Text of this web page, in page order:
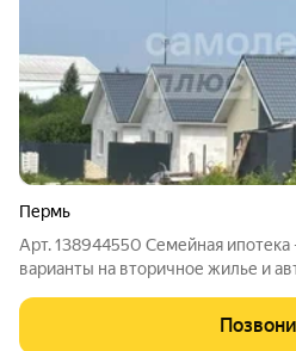
Пермь
Арт. 138944550 Семейная ипотека
варианты на вторичное жилье и
постройки с земельным участком
Свердловском районе, микрорайон